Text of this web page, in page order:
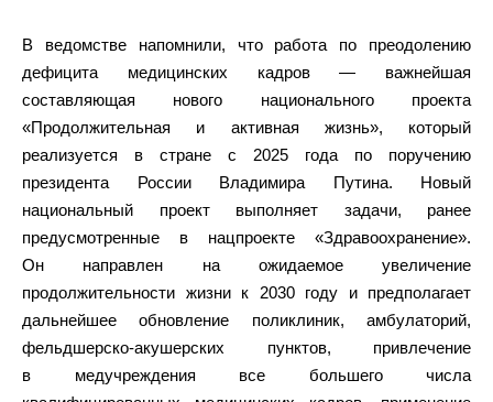
В ведомстве напомнили, что работа по преодолению
дефицита медицинских кадров — важнейшая
составляющая нового национального проекта
«Продолжительная и активная жизнь», который
реализуется в стране с 2025 года по поручению
президента России Владимира Путина. Новый
национальный проект выполняет задачи, ранее
предусмотренные в нацпроекте «Здравоохранение».
Он направлен на ожидаемое увеличение
продолжительности жизни к 2030 году и предполагает
дальнейшее обновление поликлиник, амбулаторий,
фельдшерско-акушерских пунктов, привлечение
в медучреждения все большего числа